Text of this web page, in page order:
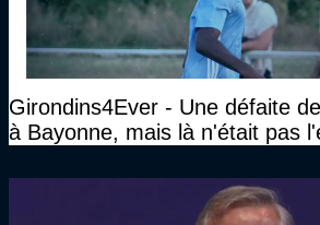
Girondins4Ever - Une défaite
à Bayonne, mais là n'était pas